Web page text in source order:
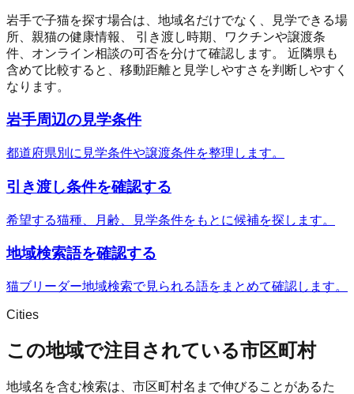
岩手で子猫を探す場合は、地域名だけでなく、見学できる場
所、親猫の健康情報、 引き渡し時期、ワクチンや譲渡条
件、オンライン相談の可否を分けて確認します。 近隣県も
含めて比較すると、移動距離と見学しやすさを判断しやすく
なります。
岩手周辺の見学条件
都道府県別に見学条件や譲渡条件を整理します。
引き渡し条件を確認する
希望する猫種、月齢、見学条件をもとに候補を探します。
地域検索語を確認する
猫ブリーダー地域検索で見られる語をまとめて確認します。
Cities
この地域で注目されている市区町村
地域名を含む検索は、市区町村名まで伸びることがあるた